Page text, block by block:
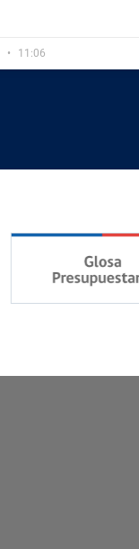
11:06